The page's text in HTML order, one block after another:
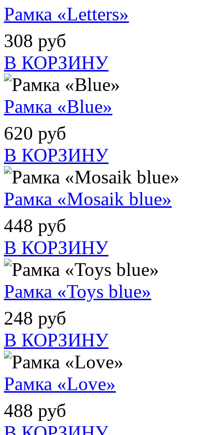
Рамка «Letters»
308 руб
В КОРЗИНУ
Рамка «Blue»
620 руб
В КОРЗИНУ
Рамка «Mosaik blue»
448 руб
В КОРЗИНУ
Рамка «Toys blue»
248 руб
В КОРЗИНУ
Рамка «Love»
488 руб